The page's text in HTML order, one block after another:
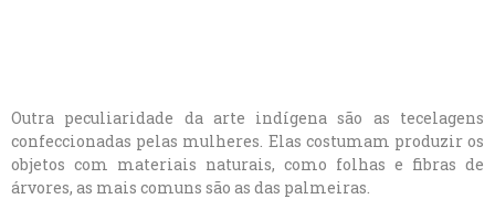
Outra peculiaridade da arte indígena são as tecelagens
confeccionadas pelas mulheres. Elas costumam produzir os
objetos com materiais naturais, como folhas e fibras de
árvores, as mais comuns são as das palmeiras.